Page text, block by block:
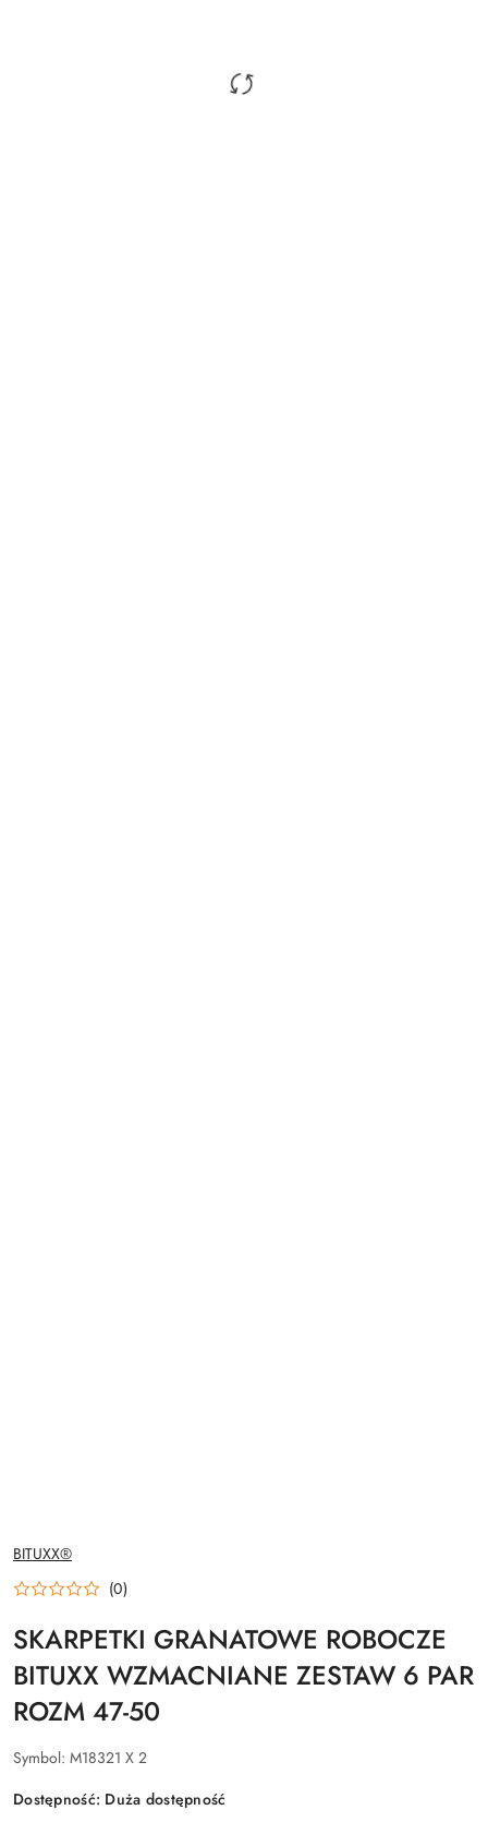
NAZWA
PRODUCENTA:
BITUXX®
(0)
SKARPETKI GRANATOWE ROBOCZE
BITUXX WZMACNIANE ZESTAW 6 PAR
ROZM 47-50
Symbol: M18321 X 2
Dostępność: Duża dostępność